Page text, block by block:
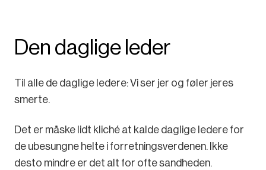
Den daglige leder
Til alle de daglige ledere: Vi ser jer og føler jeres
smerte.
Det er måske lidt kliché at kalde daglige ledere for
de ubesungne helte i forretningsverdenen. Ikke
desto mindre er det alt for ofte sandheden.